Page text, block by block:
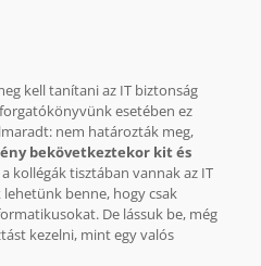
kell tanítani az IT biztonság
esetében ez
nem határozták meg,
bekövetkeztekor kit és
a kollégák tisztában vannak az IT
benne, hogy csak
De lássuk be, még
kezelni, mint egy valós